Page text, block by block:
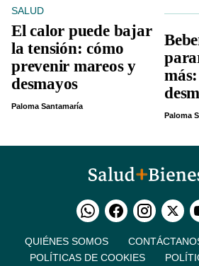
SALUD
El calor puede bajar
la tensión: cómo
prevenir mareos y
desmayos
Paloma Santamaría
Paloma
QUIÉNES SOMOS
POLÍTICAS DE COOKIES